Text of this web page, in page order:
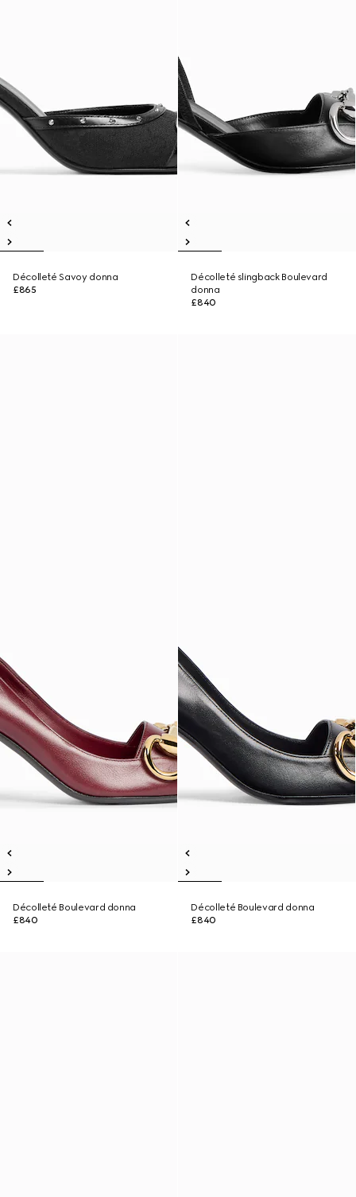
Décolleté Savoy donna
£865
Décolleté slingback Boulevard
donna
£840
Décolleté Boulevard donna
£840
Décolleté Boulevard donna
£840